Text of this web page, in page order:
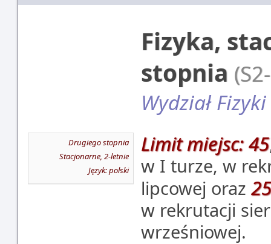
Fizyka,
stopnia
Wydział Fizyki
Drugiego stopnia
Stacjonarne, 2-letnie
Język: polski
Limit miejsc: 45
w I turze, w
lipcowej oraz
w rekrutacji
wrześniowej.